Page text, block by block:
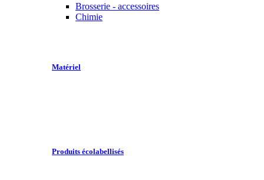
Brosserie - accessoires
Chimie
Matériel
Produits écolabellisés